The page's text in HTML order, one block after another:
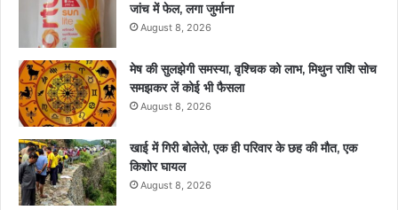
जांच में फेल, लगा जुर्माना
August 8, 2026
मेष की सुलझेगी समस्या, वृश्चिक को लाभ, मिथुन राशि सोच
समझकर लें कोई भी फैसला
August 8, 2026
खाई में गिरी बोलेरो, एक ही परिवार के छह की मौत, एक
किशोर घायल
August 8, 2026